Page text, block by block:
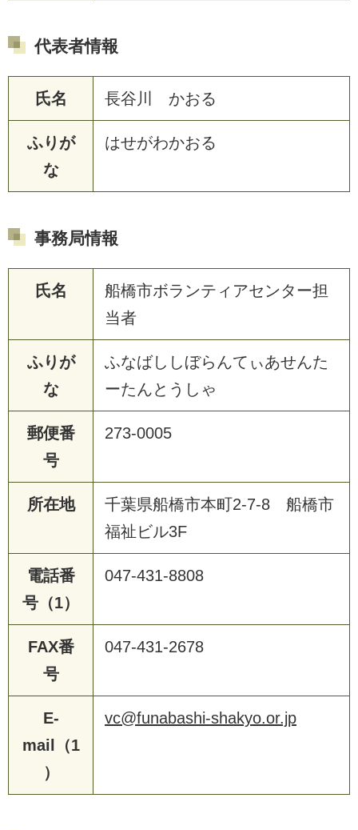
代表者情報
氏名 長谷川 かおる
ふりが
な
はせがわかおる
事務局情報
氏名
船橋市ボランティアセンター担
当者
ふりが
な
ふなばししぼらんてぃあせんた
ーたんとうしゃ
郵便番
号
273-0005
所在地
千葉県船橋市本町2-7-8 船橋市
福祉ビル3F
電話番
号（1）
047-431-8808
FAX番
号
047-431-2678
E-
mail（1
）
vc@funabashi-shakyo.or.jp